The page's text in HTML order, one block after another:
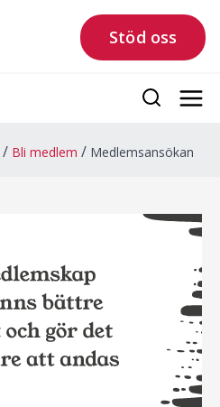
Stöd oss
Bli medlem Medlemsansökan